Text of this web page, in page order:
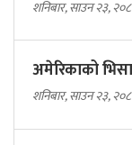
शनिबार, साउन २३,
अमेरिकाको
शनिबार, साउन २३,